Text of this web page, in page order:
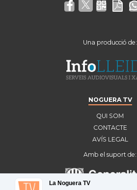
Una producció de:
NOGUERA TV
QUI SOM
CONTACTE
AVÍS LEGAL
Amb el suport de:
La Noguera TV